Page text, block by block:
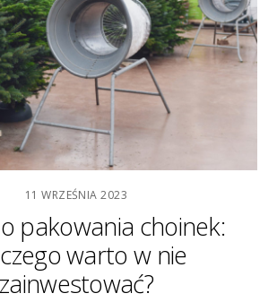
11 WRZEŚNIA 2023
pakowania choinek:
warto w nie
zainwestować?